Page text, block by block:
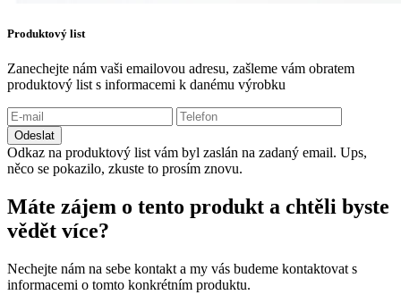
Produktový list
Zanechejte nám vaši emailovou adresu, zašleme vám obratem
produktový list s informacemi k danému výrobku
Odeslat
Odkaz na produktový list vám byl zaslán na zadaný email. Ups,
něco se pokazilo, zkuste to prosím znovu.
Máte zájem o tento produkt a chtěli byste
vědět více?
Nechejte nám na sebe kontakt a my vás budeme kontaktovat s
informacemi o tomto konkrétním produktu.